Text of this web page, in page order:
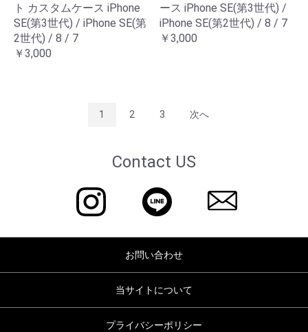
ト カスタムケース iPhone
SE(第3世代) / iPhone SE(第
2世代) / 8 / 7
￥3,000
ース iPhone SE(第3世代) /
iPhone SE(第2世代) / 8 / 7
￥3,000
1 2 3 次へ
Contact US
お問い合わせ
当サイトについて
プライバシーポリシー